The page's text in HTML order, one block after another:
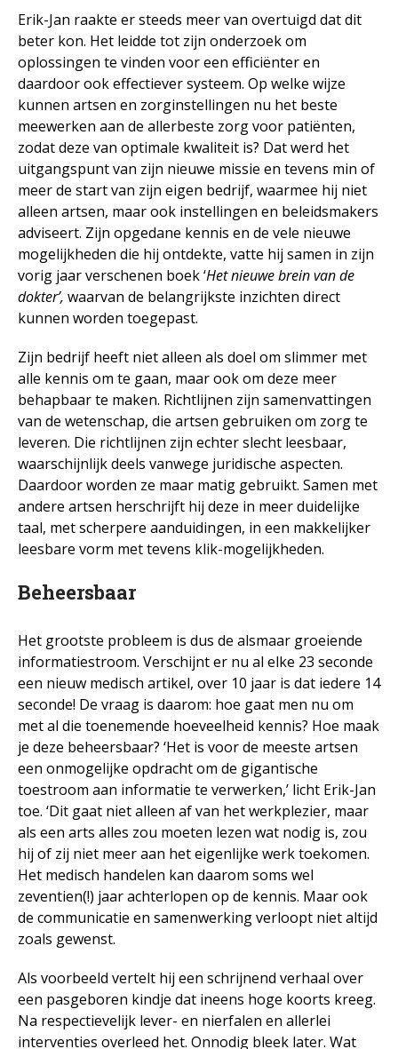
Erik-Jan raakte er steeds meer van overtuigd dat dit
beter kon. Het leidde tot zijn onderzoek om
oplossingen te vinden voor een efficiënter en
daardoor ook effectiever systeem. Op welke wijze
kunnen artsen en zorginstellingen nu het beste
meewerken aan de allerbeste zorg voor patiënten,
zodat deze van optimale kwaliteit is? Dat werd het
uitgangspunt van zijn nieuwe missie en tevens min of
meer de start van zijn eigen bedrijf, waarmee hij niet
alleen artsen, maar ook instellingen en beleidsmakers
adviseert. Zijn opgedane kennis en de vele nieuwe
mogelijkheden die hij ontdekte, vatte hij samen in zijn
vorig jaar verschenen boek ‘Het nieuwe brein van de
dokter’, waarvan de belangrijkste inzichten direct
kunnen worden toegepast.
Zijn bedrijf heeft niet alleen als doel om slimmer met
alle kennis om te gaan, maar ook om deze meer
behapbaar te maken. Richtlijnen zijn samenvattingen
van de wetenschap, die artsen gebruiken om zorg te
leveren. Die richtlijnen zijn echter slecht leesbaar,
waarschijnlijk deels vanwege juridische aspecten.
Daardoor worden ze maar matig gebruikt. Samen met
andere artsen herschrijft hij deze in meer duidelijke
taal, met scherpere aanduidingen, in een makkelijker
leesbare vorm met tevens klik-mogelijkheden.
Beheersbaar
Het grootste probleem is dus de alsmaar groeiende
informatiestroom. Verschijnt er nu al elke 23 seconde
een nieuw medisch artikel, over 10 jaar is dat iedere 14
seconde! De vraag is daarom: hoe gaat men nu om
met al die toenemende hoeveelheid kennis? Hoe maak
je deze beheersbaar? ‘Het is voor de meeste artsen
een onmogelijke opdracht om de gigantische
toestroom aan informatie te verwerken,’ licht Erik-Jan
toe. ‘Dit gaat niet alleen af van het werkplezier, maar
als een arts alles zou moeten lezen wat nodig is, zou
hij of zij niet meer aan het eigenlijke werk toekomen.
Het medisch handelen kan daarom soms wel
zeventien(!) jaar achterlopen op de kennis. Maar ook
de communicatie en samenwerking verloopt niet altijd
zoals gewenst.
Als voorbeeld vertelt hij een schrijnend verhaal over
een pasgeboren kindje dat ineens hoge koorts kreeg.
Na respectievelijk lever- en nierfalen en allerlei
interventies overleed het. Onnodig bleek later. Wat